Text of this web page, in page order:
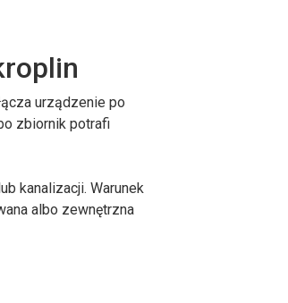
urządzenie po
zbiornik potrafi
kanalizacji. Warunek
albo zewnętrzna